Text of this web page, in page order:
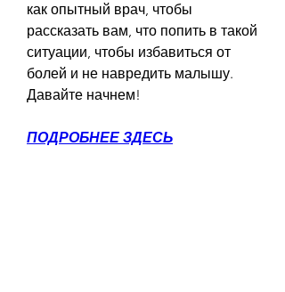
как опытный врач, чтобы
рассказать вам, что попить в такой
ситуации, чтобы избавиться от
болей и не навредить малышу.
Давайте начнем!
ПОДРОБНЕЕ ЗДЕСЬ